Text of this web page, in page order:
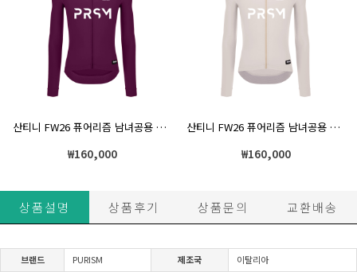
산티니 FW26 퓨어리즘 남녀공용 긴팔 기모져지 슬림핏 버건디
₩160,000
산티니 FW26 퓨어리즘 남녀공용 긴팔 기모져지 슬림핏 카푸치노
₩160,000
상품설명 상품후기 상품문의 교환배송
브랜드 PURISM 제조국 이탈리아